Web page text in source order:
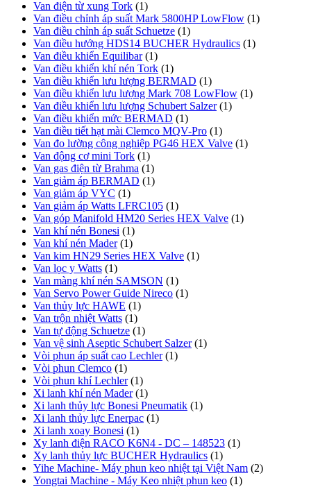
Van điện từ xung Tork (1)
Van điều chỉnh áp suất Mark 5800HP LowFlow (1)
Van điều chỉnh áp suất Schuetze (1)
Van điều hướng HDS14 BUCHER Hydraulics (1)
Van điều khiển Equilibar (1)
Van điều khiển khí nén Tork (1)
Van điều khiển lưu lượng BERMAD (1)
Van điều khiển lưu lượng Mark 708 LowFlow (1)
Van điều khiển lưu lượng Schubert Salzer (1)
Van điều khiển mức BERMAD (1)
Van điều tiết hạt mài Clemco MQV-Pro (1)
Van đo lường công nghiệp PG46 HEX Valve (1)
Van động cơ mini Tork (1)
Van gas điện từ Brahma (1)
Van giảm áp BERMAD (1)
Van giảm áp VYC (1)
Van giảm áp Watts LFRC105 (1)
Van góp Manifold HM20 Series HEX Valve (1)
Van khí nén Bonesi (1)
Van khí nén Mader (1)
Van kim HN29 Series HEX Valve (1)
Van lọc y Watts (1)
Van màng khí nén SAMSON (1)
Van Servo Power Guide Nireco (1)
Van thủy lực HAWE (1)
Van trộn nhiệt Watts (1)
Van tự động Schuetze (1)
Van vệ sinh Aseptic Schubert Salzer (1)
Vòi phun áp suất cao Lechler (1)
Vòi phun Clemco (1)
Vòi phun khí Lechler (1)
Xi lanh khí nén Mader (1)
Xi lanh thủy lực Bonesi Pneumatik (1)
Xi lanh thủy lực Enerpac (1)
Xi lanh xoay Bonesi (1)
Xy lanh điện RACO K6N4 - DC – 148523 (1)
Xy lanh thủy lực BUCHER Hydraulics (1)
Yihe Machine- Máy phun keo nhiệt tại Việt Nam (2)
Yongtai Machine - Máy Keo nhiệt phun keo (1)